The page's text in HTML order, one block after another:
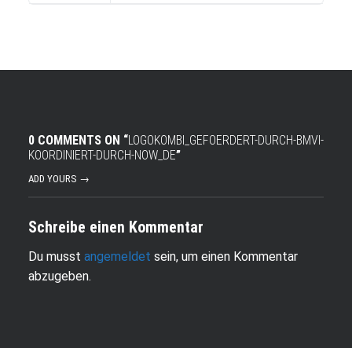
0 COMMENTS ON “LOGOKOMBI_GEFOERDERT-DURCH-BMVI-
KOORDINIERT-DURCH-NOW_DE”
ADD YOURS →
Schreibe einen Kommentar
Du musst angemeldet sein, um einen Kommentar
abzugeben.